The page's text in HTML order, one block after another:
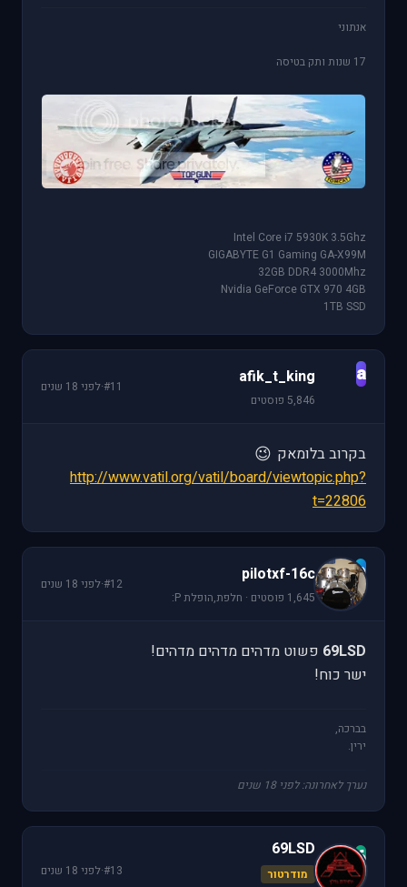
אנתוני
17 שנות ותק בטיסה
Intel Core i7 5930K 3.5Ghz
GIGABYTE G1 Gaming GA-X99M
32GB DDR4 3000Mhz
Nvidia GeForce GTX 970 4GB
1TB SSD
a
afik_t_king
5,846 פוסטים
#11
·לפני 18 שנים
בקרוב בלומאק 😉
http://www.vatil.org/vatil/board/viewtopic.php?
t=22806
p
pilotxf-16c
1,645 פוסטים · חלפת,הופלת P:
#12
·לפני 18 שנים
69LSD פשוט מדהים מדהים מדהים!
ישר כוח!
בברכה,
ירין.
נערך לאחרונה: לפני 18 שנים
6
69LSD
מודרטור #13
·לפני 18 שנים